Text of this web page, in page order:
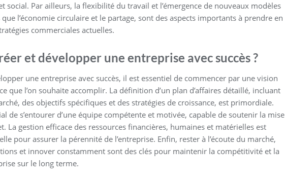
social. Par ailleurs, la flexibilité du travail et l’émergence de nouveaux modèles
l’économie circulaire et le partage, sont des aspects importants à prendre en
commerciales actuelles.
et développer une entreprise avec succès ?
une entreprise avec succès, il est essentiel de commencer par une vision
que l’on souhaite accomplir. La définition d’un plan d’affaires détaillé, incluant
des objectifs spécifiques et des stratégies de croissance, est primordiale.
de s’entourer d’une équipe compétente et motivée, capable de soutenir la mise
La gestion efficace des ressources financières, humaines et matérielles est
pour assurer la pérennité de l’entreprise. Enfin, rester à l’écoute du marché,
et innover constamment sont des clés pour maintenir la compétitivité et la
sur le long terme.